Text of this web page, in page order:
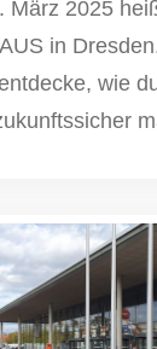
März 2025
in
wie